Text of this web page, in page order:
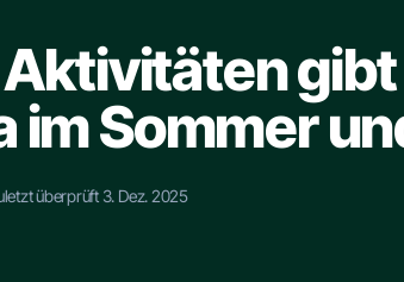
im Sommer
überprüft 3. Dez. 2025